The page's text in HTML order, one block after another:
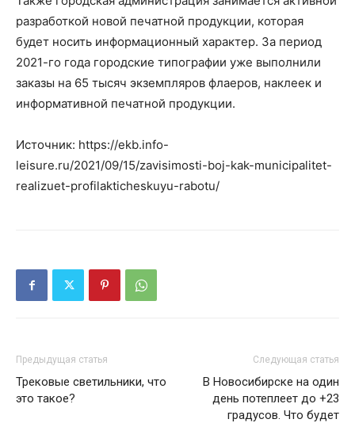
разработкой новой печатной продукции, которая
будет носить информационный характер. За период
2021-го года городские типографии уже выполнили
заказы на 65 тысяч экземпляров флаеров, наклеек и
информативной печатной продукции.
Источник: https://ekb.info-
leisure.ru/2021/09/15/zavisimosti-boj-kak-municipalitet-
realizuet-profilakticheskuyu-rabotu/
Предыдущая статья
Трековые светильники, что
это такое?
Следующая статья
В Новосибирске на один
день потеплеет до +23
градусов. Что будет